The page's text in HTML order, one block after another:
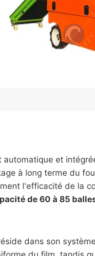
et
à long terme du
l'efficacité de la
de 60 à 85
dans son